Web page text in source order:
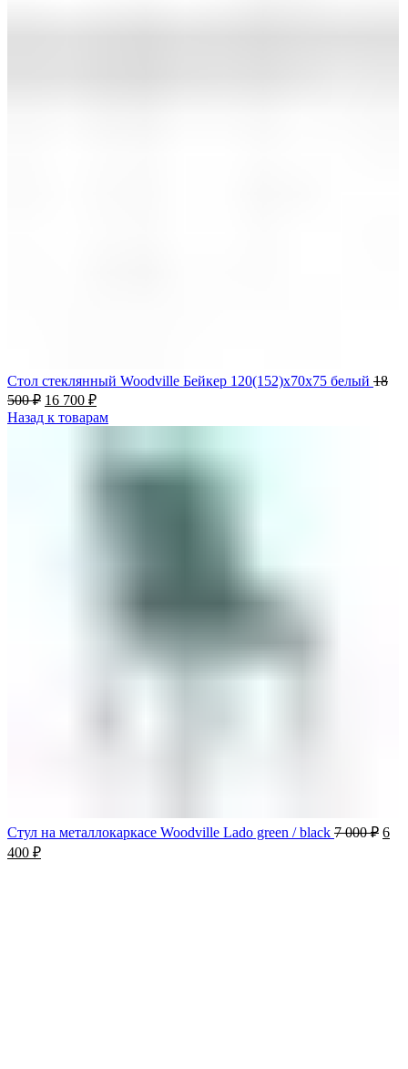
Стол стеклянный Woodville Бейкер 120(152)х70х75 белый 18
500₽ 16 700 ₽
Назад к товарам
Стул на металлокаркасе Woodville Lado green / black 7 000₽ 6
400 ₽